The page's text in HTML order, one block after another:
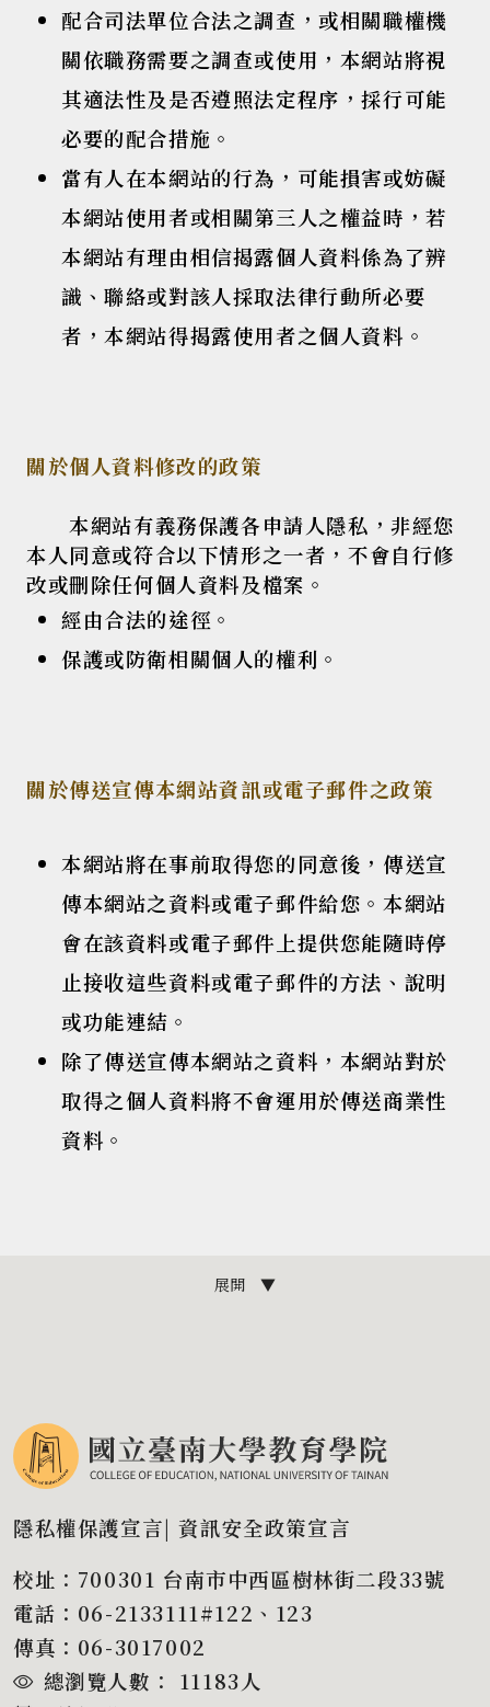
配合司法單位合法之調查，或相關職權機
關依職務需要之調查或使用，本網站將視
其適法性及是否遵照法定程序，採行可能
必要的配合措施。
當有人在本網站的行為，可能損害或妨礙
本網站使用者或相關第三人之權益時，若
本網站有理由相信揭露個人資料係為了辨
識、聯絡或對該人採取法律行動所必要
者，本網站得揭露使用者之個人資料。
關於個人資料修改的政策
本網站有義務保護各申請人隱私，非經您
本人同意或符合以下情形之一者，不會自行修
改或刪除任何個人資料及檔案。
經由合法的途徑。
保護或防衛相關個人的權利。
關於傳送宣傳本網站資訊或電子郵件之政策
本網站將在事前取得您的同意後，傳送宣
傳本網站之資料或電子郵件給您。本網站
會在該資料或電子郵件上提供您能隨時停
止接收這些資料或電子郵件的方法、說明
或功能連結。
除了傳送宣傳本網站之資料，本網站對於
取得之個人資料將不會運用於傳送商業性
資料。
展開 ▼
隱私權保護宣言|資訊安全政策宣言
校址：700301 台南市中西區樹林街二段33號
電話：06-2133111#122、123
傳真：06-3017002
總瀏覽人數：
11183人